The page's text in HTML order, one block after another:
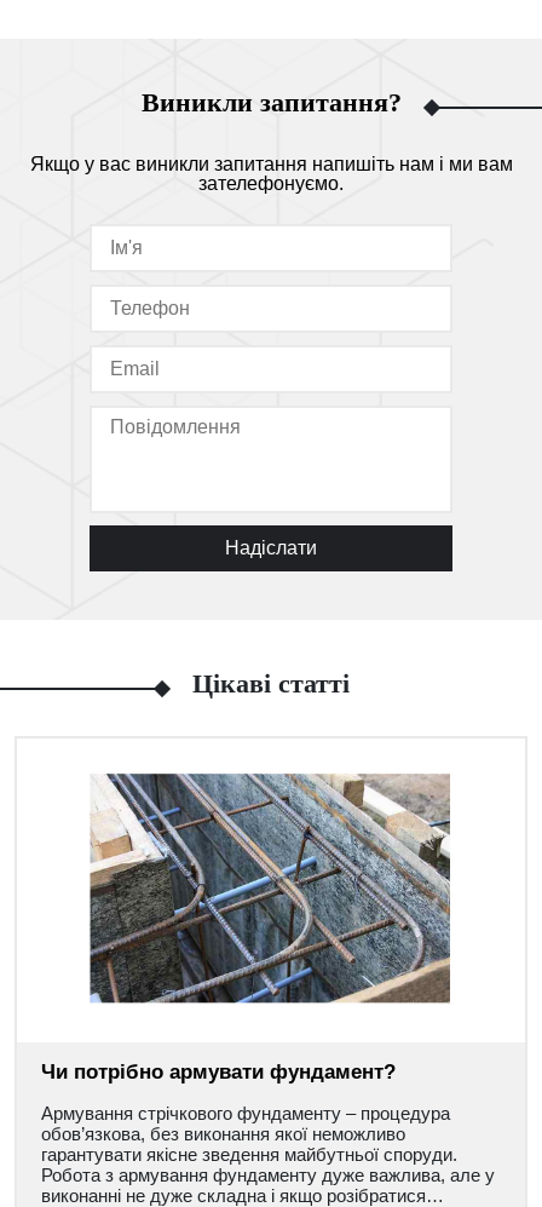
Виникли запитання?
Якщо у вас виникли запитання напишіть нам і ми вам
зателефонуємо.
Надіслати
Цікаві статті
Чи потрібно армувати фундамент?
Армування стрічкового фундаменту – процедура
обов’язкова, без виконання якої неможливо
гарантувати якісне зведення майбутньої споруди.
Робота з армування фундаменту дуже важлива, але у
виконанні не дуже складна і якщо розібратися…